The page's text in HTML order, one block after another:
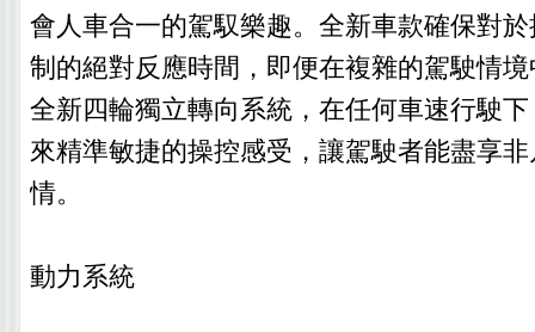
會人車合一的駕馭樂趣。全新車款確保對
制的絕對反應時間，即便在複雜的駕駛情
全新四輪獨立轉向系統，在任何車速行駛
來精準敏捷的操控感受，讓駕駛者能盡享
情。
動力系統